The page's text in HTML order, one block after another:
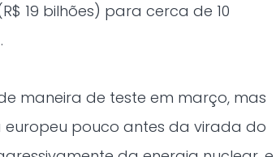
19 bilhões) para cerca de 10
maneira de teste em março, mas
europeu pouco antes da virada do